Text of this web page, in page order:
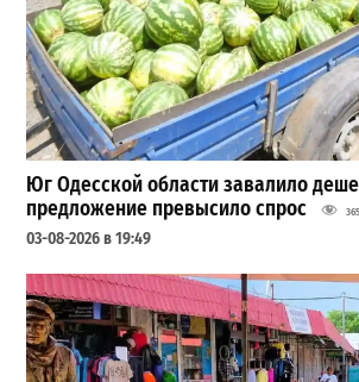
Юг Одесской области завалило
предложение превысило спрос
03-08-2026 в 19:49